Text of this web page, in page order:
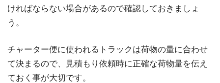
ければならない場合があるので確認しておきましょ
う。
チャーター便に使われるトラックは荷物の量に合わせ
て決まるので、見積もり依頼時に正確な荷物量を伝え
ておく事が大切です。